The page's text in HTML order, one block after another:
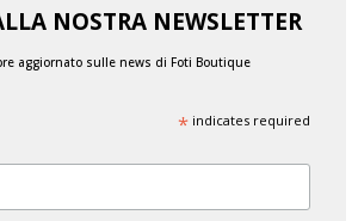
NOSTRA NEWSLETTER
aggiornato sulle news di Foti Boutique
*indicates required